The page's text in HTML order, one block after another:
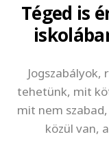
Téged is
tehetünk, mit
mit nem
közül van,